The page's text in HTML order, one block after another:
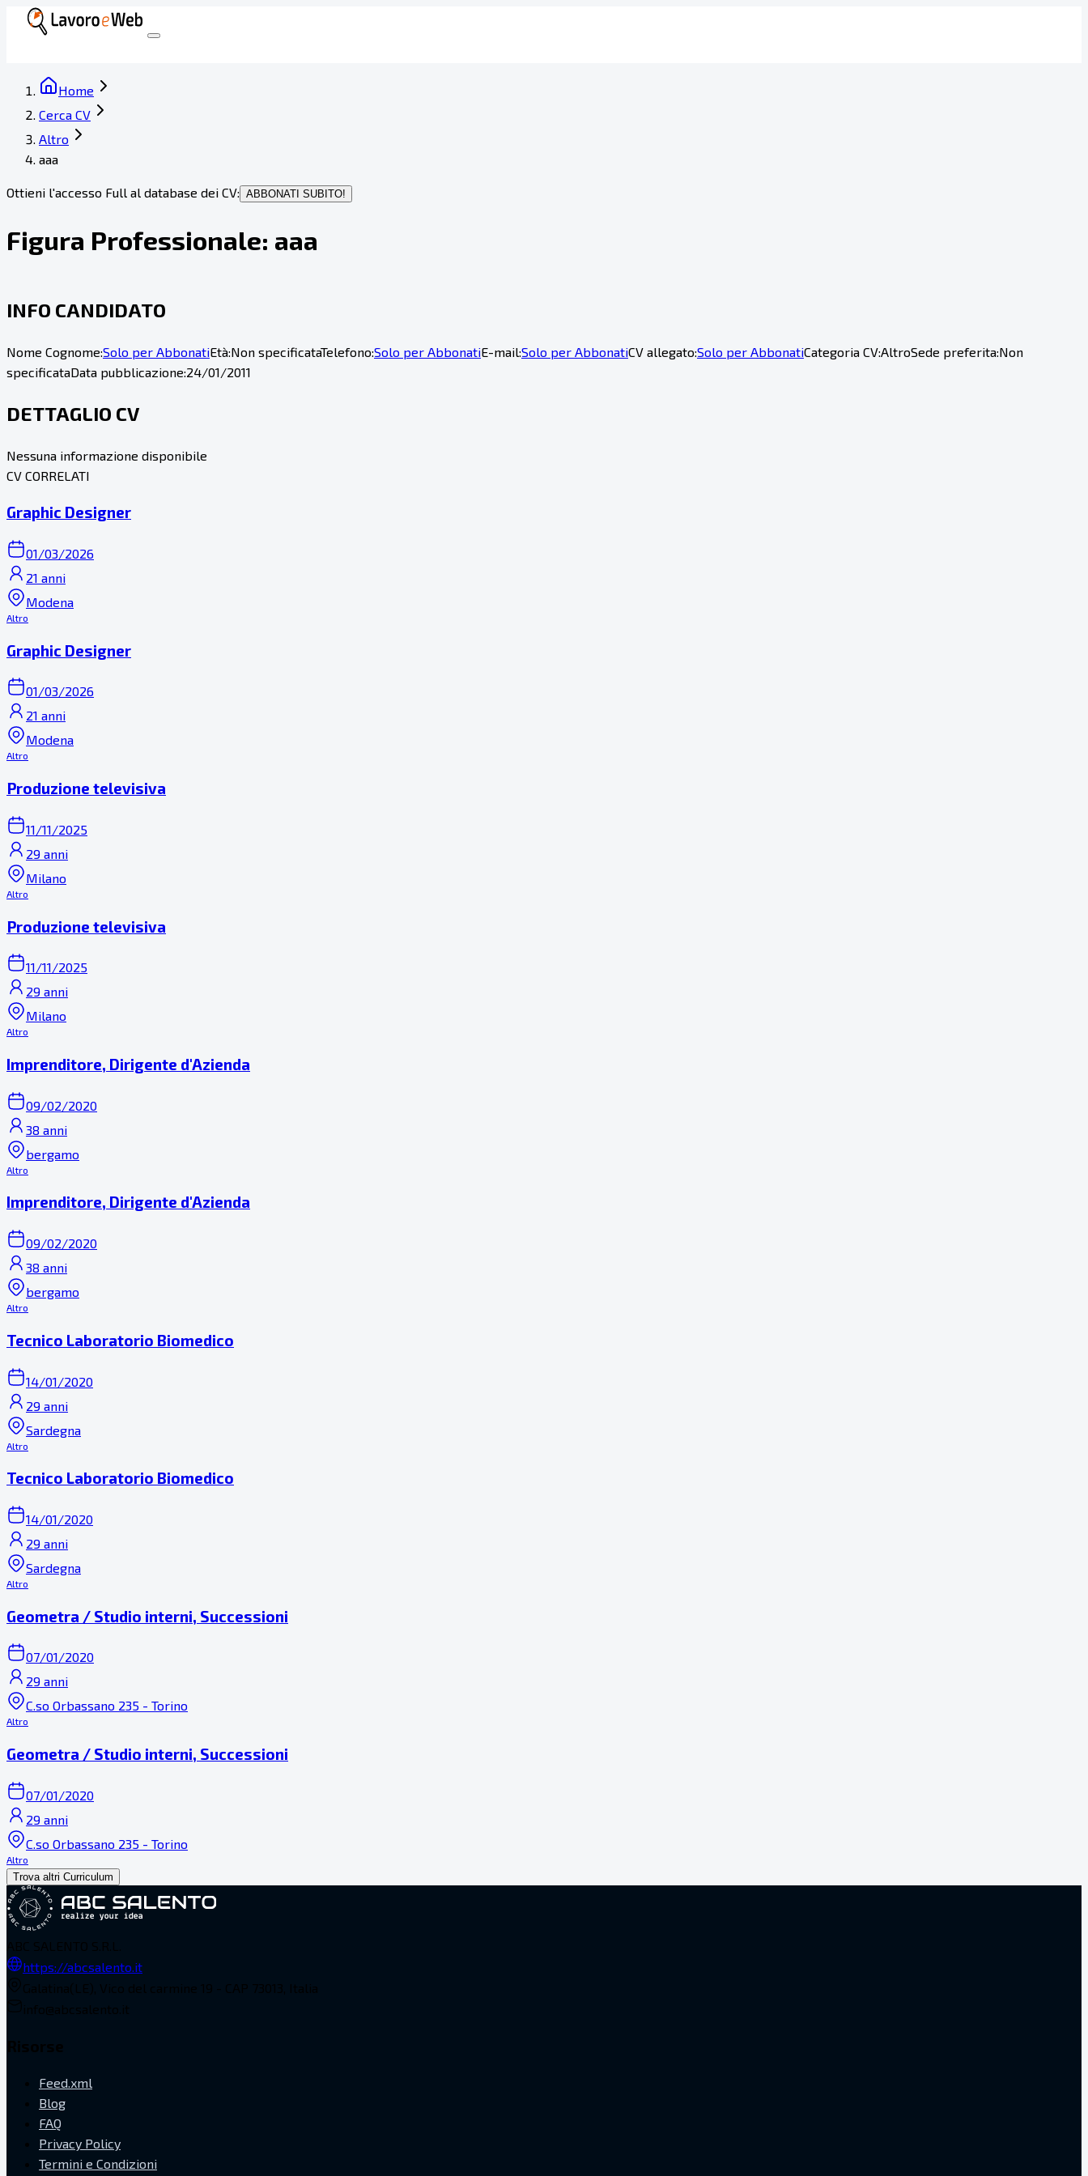
Home
Cerca CV
Altro
aaa
Ottieni l'accesso Full al database dei CV: ABBONATI SUBITO!
Figura Professionale: aaa
INFO CANDIDATO
Nome Cognome:Solo per AbbonatiEtà:Non specificataTelefono:Solo per AbbonatiE-mail:Solo per AbbonatiCV allegato:Solo per AbbonatiCategoria CV:AltroSede preferita:Non
specificataData pubblicazione:24/01/2011
DETTAGLIO CV
Nessuna informazione disponibile
CV CORRELATI
Graphic Designer
01/03/2026
21 anni
Modena
Altro
Graphic Designer
01/03/2026
21 anni
Modena
Altro
Produzione televisiva
11/11/2025
29 anni
Milano
Altro
Produzione televisiva
11/11/2025
29 anni
Milano
Altro
Imprenditore, Dirigente d'Azienda
09/02/2020
38 anni
bergamo
Altro
Imprenditore, Dirigente d'Azienda
09/02/2020
38 anni
bergamo
Altro
Tecnico Laboratorio Biomedico
14/01/2020
29 anni
Sardegna
Altro
Tecnico Laboratorio Biomedico
14/01/2020
29 anni
Sardegna
Altro
Geometra / Studio interni, Successioni
07/01/2020
29 anni
C.so Orbassano 235 - Torino
Altro
Geometra / Studio interni, Successioni
07/01/2020
29 anni
C.so Orbassano 235 - Torino
Altro
Trova altri Curriculum
https://abcsalento.it
Feed.xml
Blog
FAQ
Privacy Policy
Termini e Condizioni